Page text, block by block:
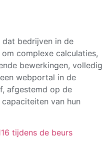
bedrijven in de
complexe calculaties,
bewerkingen, volledig
webportal in de
afgestemd op de
van hun
tijdens de beurs